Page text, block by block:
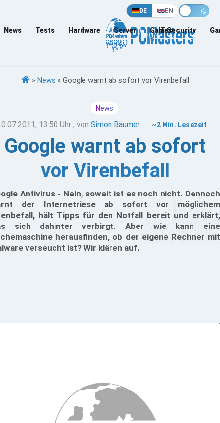
DE EN
News Tests Hardware Server Games
IT-Security
» News » Google warnt ab sofort vor Virenbefall
News
13:50 Uhr , vonSimon Bäumer ~2 Min. Lesezeit
Google warnt ab sofort
vor Virenbefall
Antivirus - Nein, soweit ist es noch nicht. Dennoch
der Internetriese ab sofort vor möglichem
hält Tipps für den Notfall bereit und erklärt,
sich dahinter verbirgt. Aber wie kann eine
herausfinden, ob der eigene Rechner mit
verseucht ist? Wir klären auf.